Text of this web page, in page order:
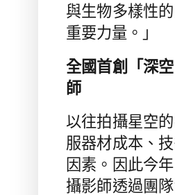
與生物多樣性
重要力量。」
全國首創「深
師
以往拍攝星空
服器材成本、
因素。因此今
攝影師透過團